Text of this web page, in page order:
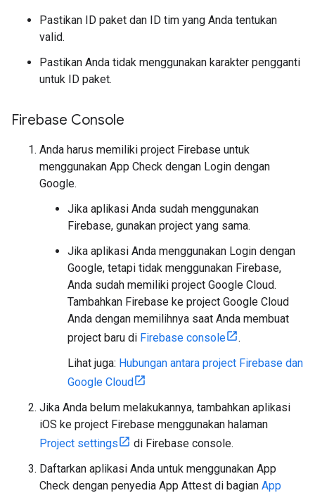
Pastikan ID paket dan ID tim yang Anda tentukan
valid.
Pastikan Anda tidak menggunakan karakter pengganti
untuk ID paket.
Firebase Console
Anda harus memiliki project Firebase untuk
menggunakan App Check dengan Login dengan
Google.
Jika aplikasi Anda sudah menggunakan
Firebase, gunakan project yang sama.
Jika aplikasi Anda menggunakan Login dengan
Google, tetapi tidak menggunakan Firebase,
Anda sudah memiliki project Google Cloud.
Tambahkan Firebase ke project Google Cloud
Anda dengan memilihnya saat Anda membuat
project baru di Firebase console
.
Lihat juga: Hubungan antara project Firebase dan
Google Cloud
Jika Anda belum melakukannya, tambahkan aplikasi
iOS ke project Firebase menggunakan halaman
Project settings
di Firebase console.
Daftarkan aplikasi Anda untuk menggunakan App
Check dengan penyedia App Attest di bagian App